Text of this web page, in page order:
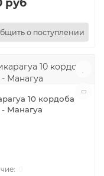
о поступлении
10 кордоба
- Манагуа